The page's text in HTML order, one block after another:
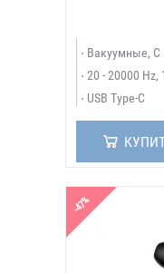
Вакуумные,
20 - 20000 Hz,
USB Type-C
-47%